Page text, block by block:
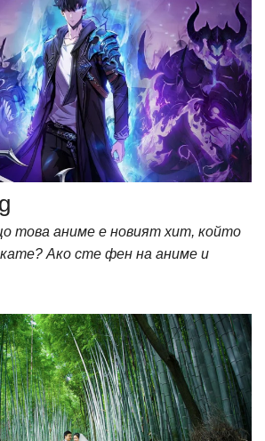
това аниме е новият хит, който
Ако сте фен на аниме и